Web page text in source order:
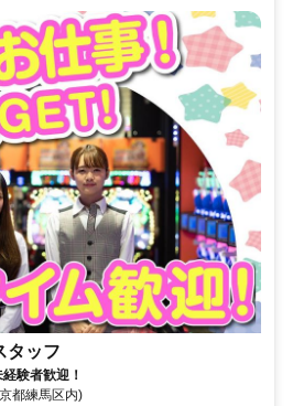
タッフ
験者歓迎！
都練馬区内)